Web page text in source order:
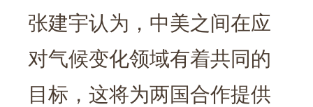
张建宇认为，中美之间在应
对气候变化领域有着共同的
目标，这将为两国合作提供